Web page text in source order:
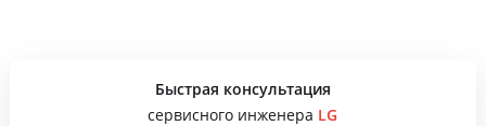
Быстрая консультация
сервисного инженера LG